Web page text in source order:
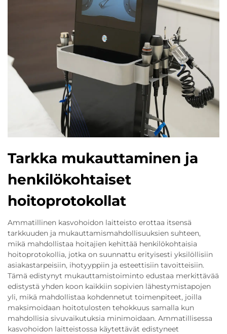
Tarkka mukauttaminen ja
henkilökohtaiset
hoitoprotokollat
Ammatillinen kasvohoidon laitteisto erottaa itsensä
tarkkuuden ja mukauttamismahdollisuuksien suhteen,
mikä mahdollistaa hoitajien kehittää henkilökohtaisia
hoitoprotokollia, jotka on suunnattu erityisesti yksilöllisiin
asiakastarpeisiin, ihotyyppiin ja esteettisiin tavoitteisiin.
Tämä edistynyt mukauttamistoiminto edustaa merkittävää
edistystä yhden koon kaikkiin sopivien lähestymistapojen
yli, mikä mahdollistaa kohdennetut toimenpiteet, joilla
maksimoidaan hoitotulosten tehokkuus samalla kun
mahdollisia sivuvaikutuksia minimoidaan. Ammatillisessa
kasvohoidon laitteistossa käytettävät edistyneet